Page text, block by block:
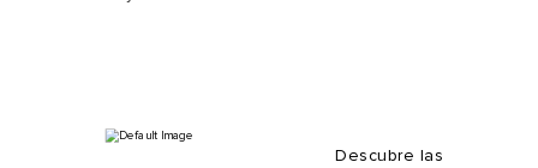
Descubre las